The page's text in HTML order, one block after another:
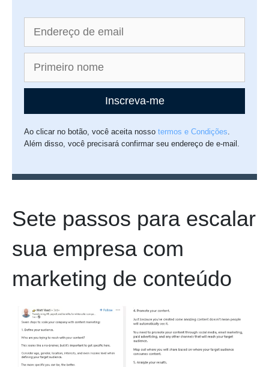
Inscreva-me
Ao clicar no botão, você aceita nossotermos e Condições
Além disso, você precisará confirmar seu endereço de e-mail.
Sete passos para escalar
sua empresa com
marketing de conteúdo